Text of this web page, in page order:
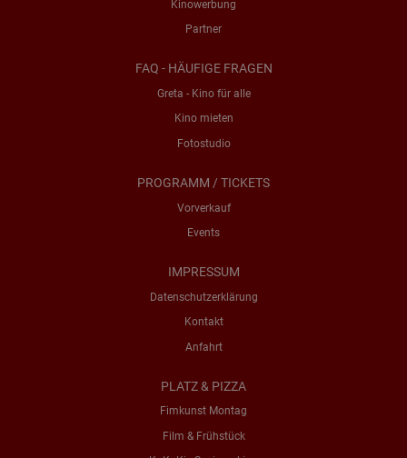
Kinowerbung
Partner
FAQ - HÄUFIGE FRAGEN
Greta - Kino für alle
Kino mieten
Fotostudio
PROGRAMM / TICKETS
Vorverkauf
Events
IMPRESSUM
Datenschutzerklärung
Kontakt
Anfahrt
PLATZ & PIZZA
Fimkunst Montag
Film & Frühstück